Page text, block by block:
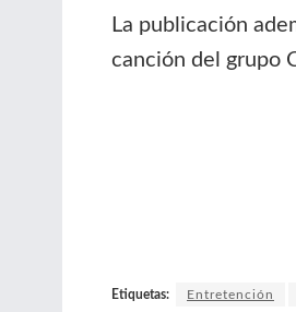
La publicación
canción del grupo
Etiquetas: Entretención